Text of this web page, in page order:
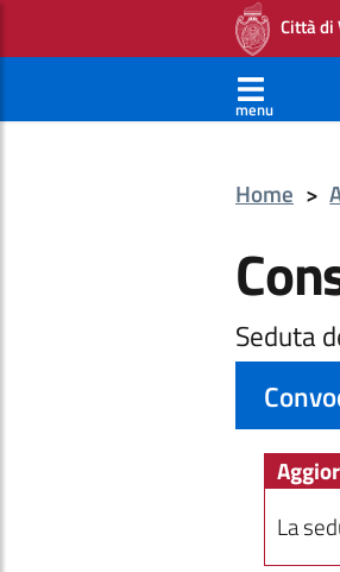
Città di
menu
Home >
Seduta
La